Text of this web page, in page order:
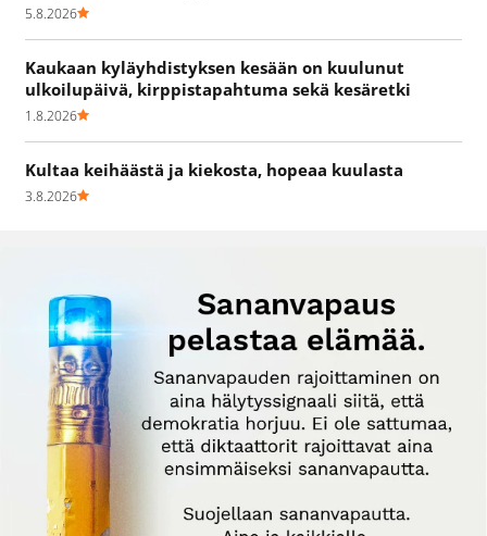
5.8.2026
Kaukaan kyläyhdistyksen kesään on kuulunut
ulkoilupäivä, kirppistapahtuma sekä kesäretki
1.8.2026
Kultaa keihäästä ja kiekosta, hopeaa kuulasta
3.8.2026